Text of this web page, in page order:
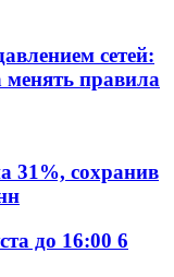
сетей:
правила
31%, сохранив
до 16:00 6